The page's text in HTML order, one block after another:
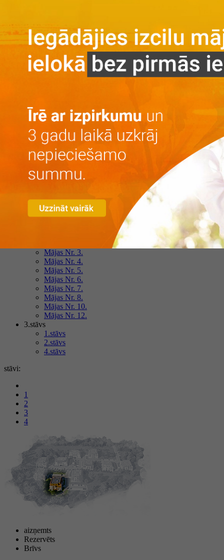
Par projektu
Par projektu
Vieta
Galerija
Privātuma politika
Iegāde
Kontakti
RU
+371 25 743 115
Dzīvokļu izvērstā meklēšana
Mājas Nr. 3.
Mājas Nr. 4.
Mājas Nr. 5.
Mājas Nr. 6.
Mājas Nr. 7.
Mājas Nr. 8.
Mājas Nr. 10.
Mājas Nr. 12.
3.stāvs
1.stāvs
2.stāvs
4.stāvs
stāvi:
1
2
3
4
aizņemts
Rezervēts
Brīvs